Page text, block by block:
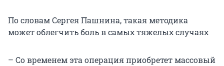
По словам Сергея Пашнина, такая методика
может облегчить боль в самых тяжелых случаях
– Со временем эта операция приобретет массовый